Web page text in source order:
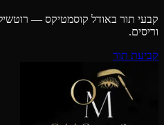
וריסים.
קביעת תור